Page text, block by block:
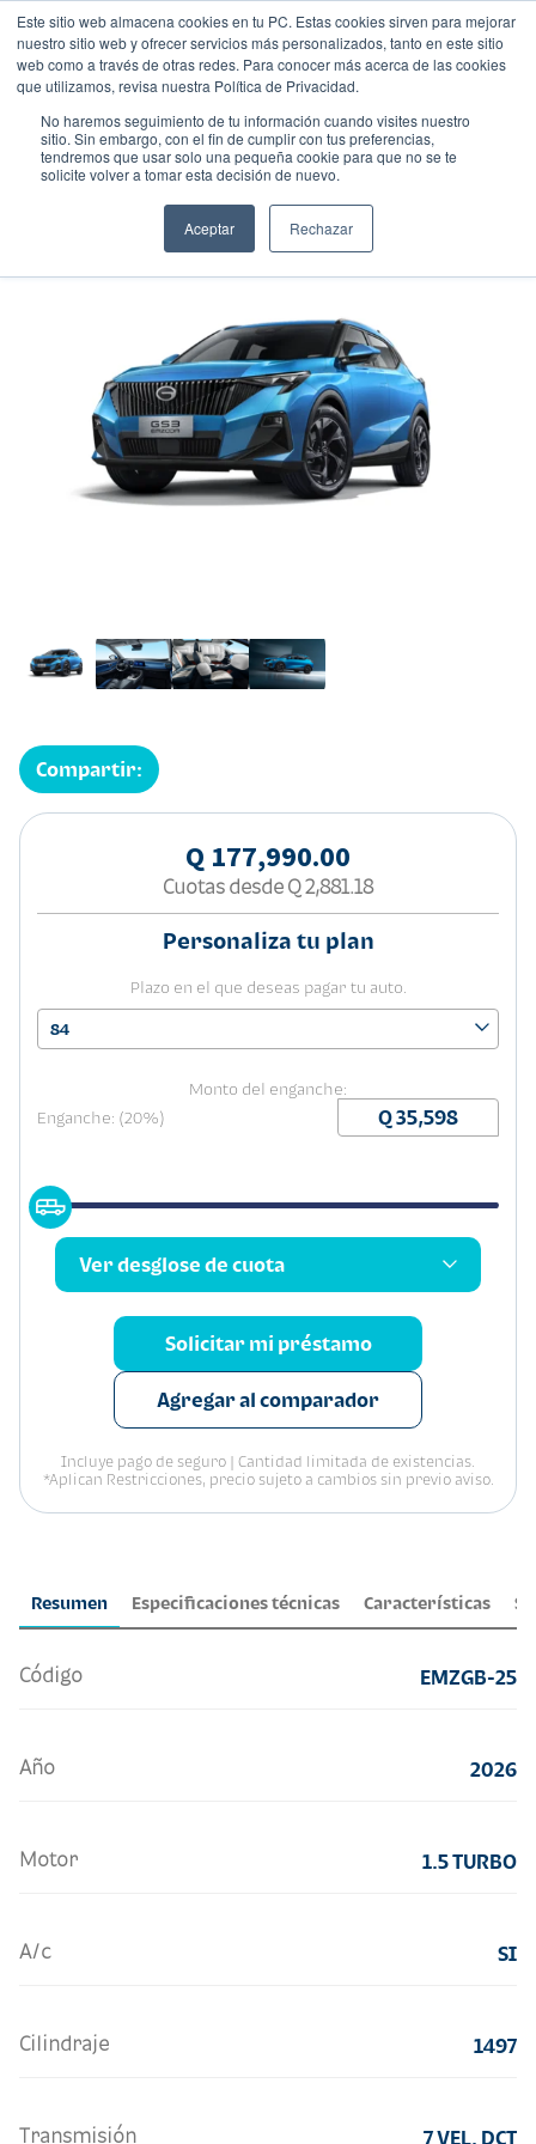
Este sitio web almacena cookies en tu PC. Estas cookies sirven para mejorar
nuestro sitio web y ofrecer servicios más personalizados, tanto en este sitio
web como a través de otras redes. Para conocer más acerca de las cookies
que utilizamos, revisa nuestra Política de Privacidad.
No haremos seguimiento de tu información cuando visites nuestro
sitio. Sin embargo, con el fin de cumplir con tus preferencias,
tendremos que usar solo una pequeña cookie para que no se te
solicite volver a tomar esta decisión de nuevo.
Aceptar Rechazar
GAC EMZOOM
Gasolina
Resumen Especificaciones técnicas Características
Código EMZGB-25
Año 2026
Motor 1.5 TURBO
A/c SI
Cilindraje 1497
Transmisión 7 VEL. DCT
Compartir:
Q 177,990.00
Cuotas desde Q 2,881.18
Personaliza tu plan
Plazo en el que deseas pagar tu auto.
84
Monto del enganche:
Enganche: (20%)
Ver desglose de cuota
Solicitar mi préstamo
Agregar al comparador
Incluye pago de seguro | Cantidad limitada de existencias.
*Aplican Restricciones, precio sujeto a cambios sin previo aviso.